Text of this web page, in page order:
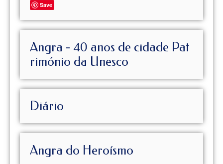
Save
Angra - 40 anos de cidade Pat
rimónio da Unesco
Diário
Angra do Heroísmo